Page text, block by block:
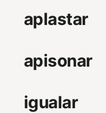
aplastar
apisonar
igualar